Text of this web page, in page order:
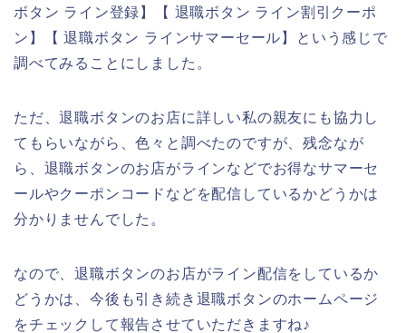
ボタン ライン登録】【 退職ボタン ライン割引クーポ
ン】【 退職ボタン ラインサマーセール】という感じで
調べてみることにしました。
ただ、退職ボタンのお店に詳しい私の親友にも協力し
てもらいながら、色々と調べたのですが、残念なが
ら、退職ボタンのお店がラインなどでお得なサマーセ
ールやクーポンコードなどを配信しているかどうかは
分かりませんでした。
なので、退職ボタンのお店がライン配信をしているか
どうかは、今後も引き続き退職ボタンのホームページ
をチェックして報告させていただきますね♪